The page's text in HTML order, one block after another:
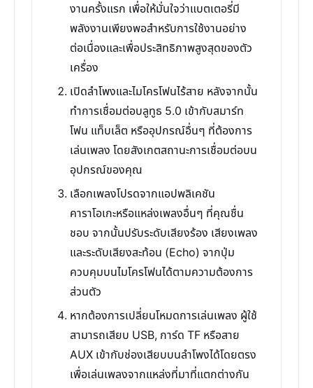
งานครั้งแรก เพื่อให้มั่นใจว่าแบตเตอรี่มี
พลังงานเพียงพอสำหรับการใช้งานอย่าง
ต่อเนื่องและเพื่อประสิทธิภาพสูงสุดของตัว
เครื่อง
เปิดลำโพงและไมโครโฟนไร้สาย หลังจากนั้น
ทำการเชื่อมต่อบลูทูธ 5.0 เข้ากับสมาร์ท
โฟน แท็บเล็ต หรืออุปกรณ์อื่นๆ ที่ต้องการ
เล่นเพลง โดยสังเกตสถานะการเชื่อมต่อบน
อุปกรณ์ของคุณ
เลือกเพลงโปรดจากแอปพลิเคชัน
คาราโอเกะหรือแหล่งเพลงอื่นๆ ที่คุณชื่น
ชอบ จากนั้นปรับระดับเสียงร้อง เสียงเพลง
และระดับเสียงสะท้อน (Echo) จากปุ่ม
ควบคุมบนไมโครโฟนได้ตามความต้องการ
ส่วนตัว
หากต้องการเปลี่ยนโหมดการเล่นเพลง ผู้ใช้
สามารถเสียบ USB, การ์ด TF หรือสาย
AUX เข้ากับช่องเสียบบนลำโพงได้โดยตรง
เพื่อเล่นเพลงจากแหล่งที่มาที่แตกต่างกัน